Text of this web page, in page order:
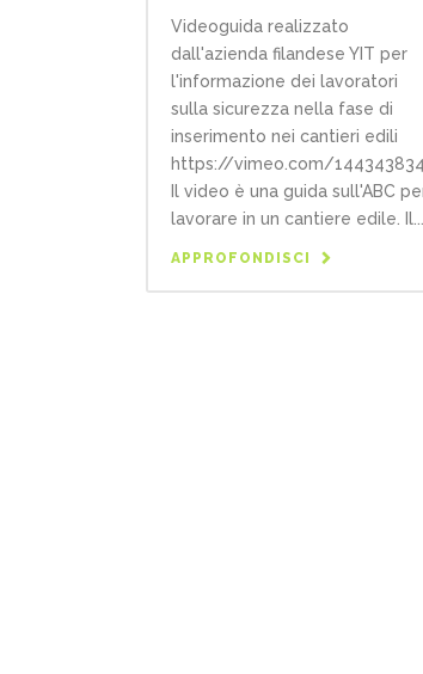
Videoguida realizzato
dall'azienda filandese YIT per
l'informazione dei lavoratori
sulla sicurezza nella fase di
inserimento nei cantieri edili
https://vimeo.com/144343834
Il video è una guida sull'ABC
lavorare in un cantiere edile. Il...
APPROFONDISCI